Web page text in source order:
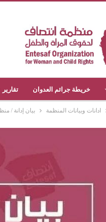
خريطة جرائم العدوان تقارير
ادانات وبيانات المنظمة بيان إدانة /